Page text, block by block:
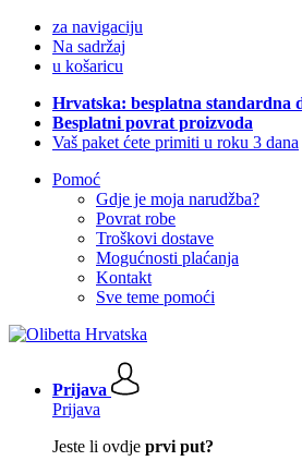
za navigaciju
Na sadržaj
u košaricu
Hrvatska: besplatna standardna
Besplatni povrat proizvoda
Vaš paket ćete primiti u roku 3 dana
Pomoć
Gdje je moja narudžba?
Povrat robe
Troškovi dostave
Mogućnosti plaćanja
Kontakt
Sve teme pomoći
Prijava
Prijava
Jeste li ovdje prvi put?